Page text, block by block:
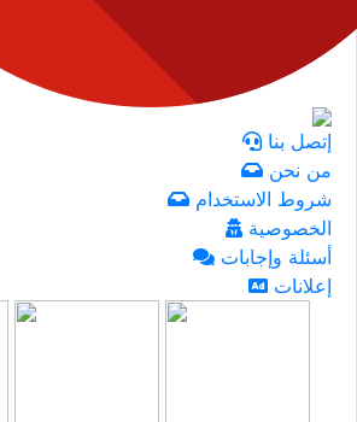
إتصل بنا
من نحن
شروط الاستخدام
الخصوصية
أسئلة وإجابات
إعلانات